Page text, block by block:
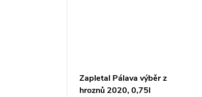
Zapletal Pálava výběr z
hroznů 2020, 0,75l